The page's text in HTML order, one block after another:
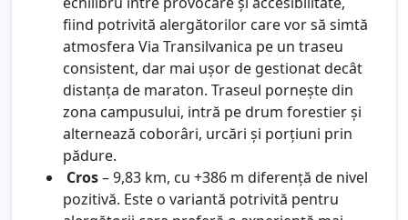
fiind potrivită alergătorilor care vor să simtă
atmosfera Via Transilvanica pe un traseu
consistent, dar mai ușor de gestionat decât
distanța de maraton. Traseul pornește din
zona campusului, intră pe drum forestier și
alternează coborâri, urcări și porțiuni prin
pădure.
Cros– 9,83 km, cu +386 m diferență de nivel
pozitivă. Este o variantă potrivită pentru